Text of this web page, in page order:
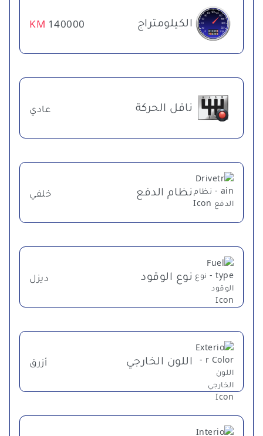
الكيلومتراج 140000
KM
ناقل الحركة عادي
نظام الدفع خلفي
نوع الوقود ديزل
اللون الخارجي أزرق